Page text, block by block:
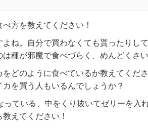
方を教えてください！
ね。自分で買わなくても貰ったりし
種が邪魔で食べづらく、めんどくさ
どのように食べているか教えてくだ
を買う人もいるんでしょうか？
っている、中をくり抜いてゼリーを入
えてください！